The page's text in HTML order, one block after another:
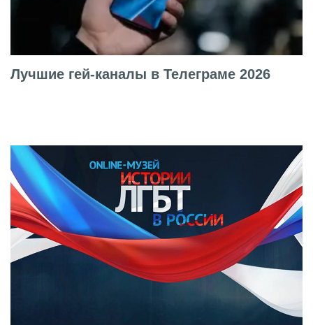
Лучшие гей-каналы в Телеграме 2026